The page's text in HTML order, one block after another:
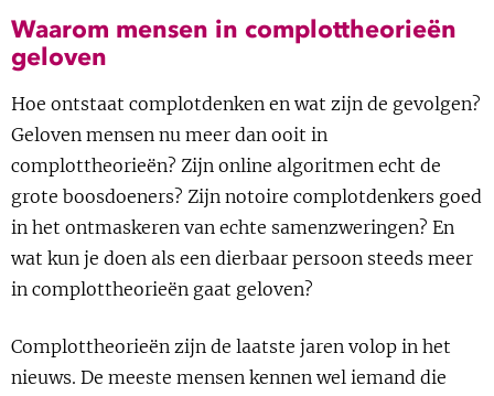
Factsheets
Publications
About NSCR Show
Contact Show
Courses
Waarom mensen in complottheorieën
geloven
Hoe ontstaat complotdenken en wat zijn de gevolgen?
Geloven mensen nu meer dan ooit in
complottheorieën? Zijn online algoritmen echt de
grote boosdoeners? Zijn notoire complotdenkers goed
in het ontmaskeren van echte samenzweringen? En
wat kun je doen als een dierbaar persoon steeds meer
in complottheorieën gaat geloven?
Complottheorieën zijn de laatste jaren volop in het
nieuws. De meeste mensen kennen wel iemand die